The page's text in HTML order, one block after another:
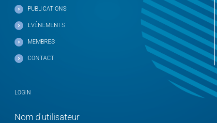
PUBLICATIONS
EVÉNEMENTS
MEMBRES
CONTACT
LOGIN
Nom d'utilisateur